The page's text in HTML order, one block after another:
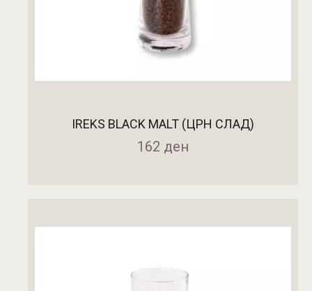
IREKS BLACK MALT (ЦРН СЛАД)
162 ден